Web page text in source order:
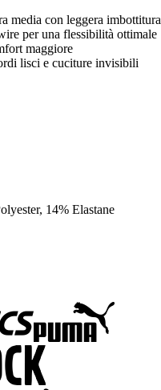
media con leggera imbottitura
per una flessibilità ottimale
maggiore
lisci e cuciture invisibili
14% Elastane